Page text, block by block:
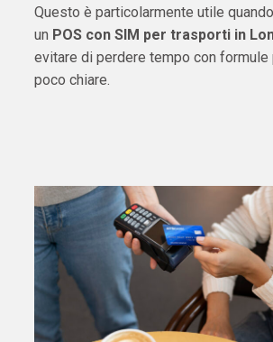
Questo è particolarmente utile
un POS con SIM per trasporti in
evitare di perdere tempo con formule
poco chiare.